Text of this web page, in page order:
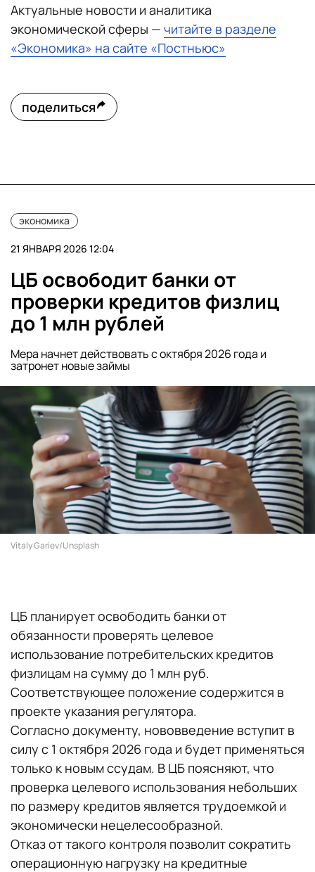
Актуальные новости и аналитика
экономической сферы — читайте в разделе
«Экономика» на сайте «Постньюс»
поделиться
экономика
21 ЯНВАРЯ 2026 12:04
ЦБ освободит банки от
проверки кредитов физлиц
до 1 млн рублей
Мера начнет действовать с октября 2026 года и
затронет новые займы
Vitaly Gariev/Unsplash
ЦБ планирует освободить банки от
обязанности проверять целевое
использование потребительских кредитов
физлицам на сумму до 1 млн руб.
Соответствующее положение содержится в
проекте указания регулятора.
Согласно документу, нововведение вступит в
силу с 1 октября 2026 года и будет применяться
только к новым ссудам. В ЦБ поясняют, что
проверка целевого использования небольших
по размеру кредитов является трудоемкой и
экономически нецелесообразной.
Отказ от такого контроля позволит сократить
операционную нагрузку на кредитные